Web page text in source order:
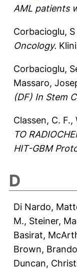
AML patients
Corbacioglu, S
Oncology.
Corbacioglu,
Massaro,
(DF) In Stem
Classen, C. F.,
TO
HIT-GBM
D
Di Nardo,
M., Steiner,
Basirat,
Brown,
Duncan,